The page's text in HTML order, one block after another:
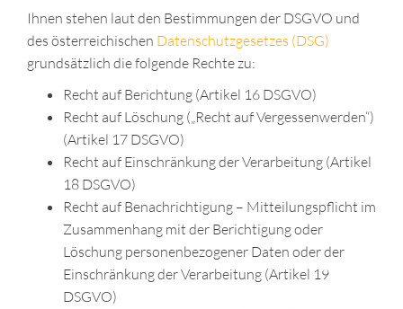
Ihnen stehen laut den Bestimmungen der DSGVO und
des österreichischen Datenschutzgesetzes (DSG)
grundsätzlich die folgende Rechte zu:
Recht auf Berichtung (Artikel 16 DSGVO)
Recht auf Löschung („Recht auf Vergessenwerden“)
(Artikel 17 DSGVO)
Recht auf Einschränkung der Verarbeitung (Artikel
18 DSGVO)
Recht auf Benachrichtigung – Mitteilungspflicht im
Zusammenhang mit der Berichtigung oder
Löschung personenbezogener Daten oder der
Einschränkung der Verarbeitung (Artikel 19
DSGVO)